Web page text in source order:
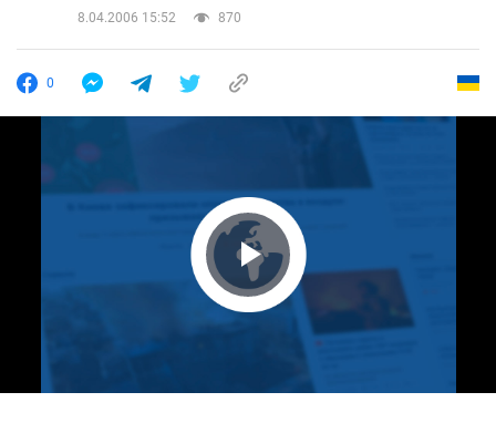
8.04.2006 15:52
870
0
Play Video